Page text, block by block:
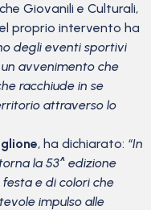
Giovanili e Culturali,
proprio intervento ha
degli eventi sportivi
avvenimento che
racchiude in se
attraverso lo
, ha dichiarato: “In
la 53^ edizione
e di colori che
impulso alle